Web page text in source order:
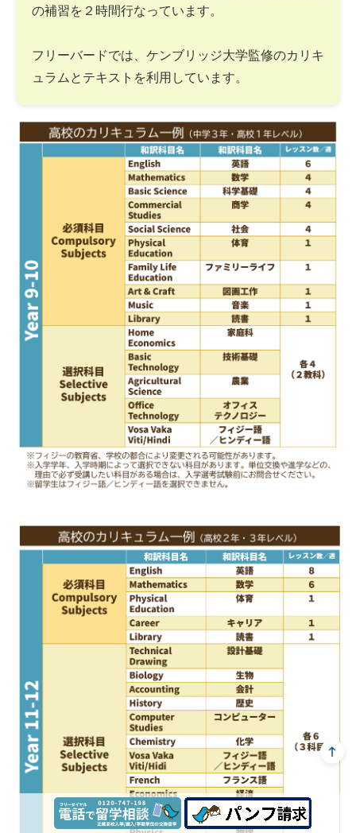
の補習を２時間行なっています。
フリーバードでは、ケンブリッジ大学監修のカリキ
ュラムとテキストを利用しています。